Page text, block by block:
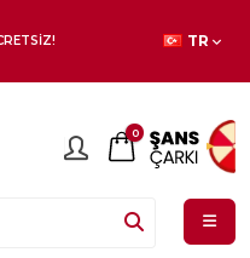
TR
0